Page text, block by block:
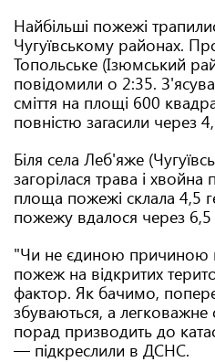
Найбільші пожежі
Чугуївському районах.
Топольське (Ізюмський
повідомили о 2:35.
сміття на площі 600
повністю загасили через
Біля села Леб'яже
загорілася трава і хвойна
площа пожежі склала 4,5
пожежу вдалося через 6,5
"Чи не єдиною причиною
пожеж на відкритих
фактор. Як бачимо,
збуваються, а легковажне
порад призводить до
— підкреслили в ДСНС.